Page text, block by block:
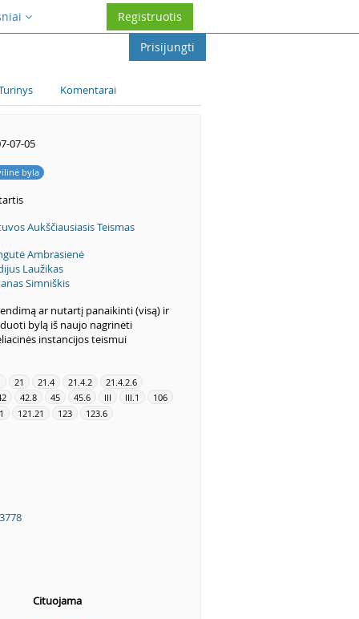
Registruotis
Prisijungti
Komentarai
07-05
byla
Aukščiausiasis Teismas
Ambrasienė
Laužikas
Simniškis
ar nutartį panaikinti (visą) ir
bylą iš naujo nagrinėti
instancijos teismui
21 21.4 21.4.2
21.4.2.6
42.8 45 45.6 III III.1
106
121.21 123 123.6
Cituojama